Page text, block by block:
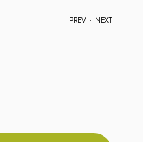
PREV NEXT